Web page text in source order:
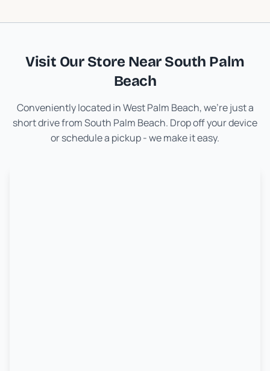
Visit Our Store Near South Palm
Beach
Conveniently located in West Palm Beach, we're just a
short drive fromSouth Palm Beach. Drop off your device
or schedule a pickup - we make it easy.